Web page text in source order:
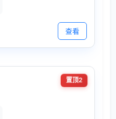
查看
置顶2